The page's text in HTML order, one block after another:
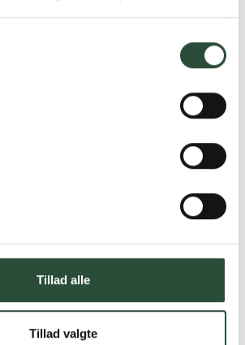
Tillad alle
Tillad valgte
– altid til fast lav pris.
mere om Uglecare.dk her